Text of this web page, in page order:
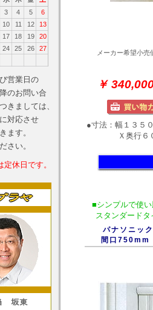
メーカー希望小売
￥
●寸法：幅１３５
Ｘ奥行６０
■シンプルで使
スタンダードタ
パナソニッ
間口